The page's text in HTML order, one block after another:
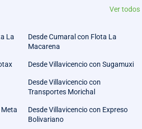
Ver todos
La
Desde Cumaral con Flota La
Macarena
Desde Villavicencio con Sugamuxi
Desde Villavicencio con
Transportes Morichal
Meta
Desde Villavicencio con Expreso
Bolivariano